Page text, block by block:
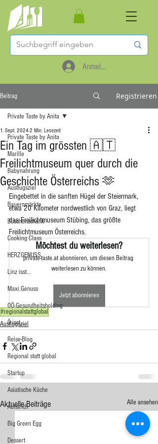
Anmelden
Beitrag Registrieren
Private Taste by Anita
Marille
Babynahrung
Ausflugsziel
Bauernmärkte
Buschenschank
Cooking Class
HERZGENUSS
Linz isst...
Maxi.Genuss
OÖ-Gesundheitsholding
Ö isst...
Reise-Blog
Regional statt global
Startup
Asiatische Küche
Aufstrich
Big Green Egg
Dessert
Private Taste by Anita
Ein Tag im grössten 🇦🇹
Freilichtmuseum quer durch die
Geschichte Österreichs 🫶
1. Sept. 2024 2 Min. Lesezeit
Eingebettet in die sanften Hügel der Steiermark,
etwa 20 Kilometer nordwestlich von Graz, liegt
das Freilichtmuseum Stübing, das größte
Freilichtmuseum Österreichs.
Möchtest du weiterlesen?
private-taste.at abonnieren, um diesen Beitrag
weiterlesen zu können.
Jetzt abonnieren
#regionalstattglobal
Ausflugsziel
Aktuelle Beiträge Alle ansehen